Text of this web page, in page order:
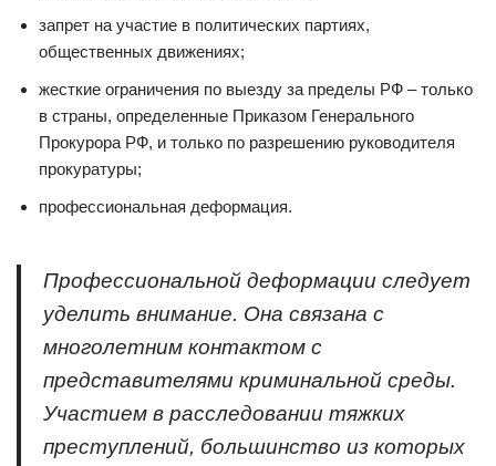
запрет на участие в политических партиях,
общественных движениях;
жесткие ограничения по выезду за пределы РФ – только
в страны, определенные Приказом Генерального
Прокурора РФ, и только по разрешению руководителя
прокуратуры;
профессиональная деформация.
Профессиональной деформации следует
уделить внимание. Она связана с
многолетним контактом с
представителями криминальной среды.
Участием в расследовании тяжких
преступлений, большинство из которых